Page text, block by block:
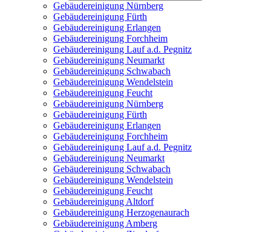
Gebäudereinigung Nürnberg
Gebäudereinigung Fürth
Gebäudereinigung Erlangen
Gebäudereinigung Forchheim
Gebäudereinigung Lauf a.d. Pegnitz
Gebäudereinigung Neumarkt
Gebäudereinigung Schwabach
Gebäudereinigung Wendelstein
Gebäudereinigung Feucht
Gebäudereinigung Nürnberg
Gebäudereinigung Fürth
Gebäudereinigung Erlangen
Gebäudereinigung Forchheim
Gebäudereinigung Lauf a.d. Pegnitz
Gebäudereinigung Neumarkt
Gebäudereinigung Schwabach
Gebäudereinigung Wendelstein
Gebäudereinigung Feucht
Gebäudereinigung Altdorf
Gebäudereinigung Herzogenaurach
Gebäudereinigung Amberg